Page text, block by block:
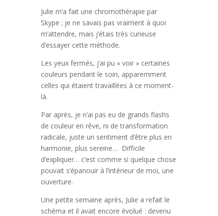
Julie m’a fait une chromothérapie par
Skype ; je ne savais pas vraiment à quoi
m’attendre, mais j’étais très curieuse
d’essayer cette méthode.
Les yeux fermés, j’ai pu « voir » certaines
couleurs pendant le soin, apparemment
celles qui étaient travaillées à ce moment-
là.
Par après, je n’ai pas eu de grands flashs
de couleur en rêve, ni de transformation
radicale, juste un sentiment d’être plus en
harmonie, plus sereine… Difficile
d’expliquer… c’est comme si quelque chose
pouvait s’épanouir à l’intérieur de moi, une
ouverture.
Une petite semaine après, Julie a refait le
schéma et il avait encore évolué : devenu